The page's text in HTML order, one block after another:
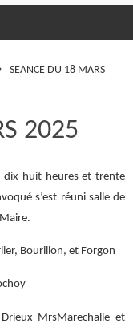
SEANCE DU 18 MARS
2025
dix-huit heures et trente
s’est réuni salle de
Bourillon, et Forgon
MrsMarechalle et